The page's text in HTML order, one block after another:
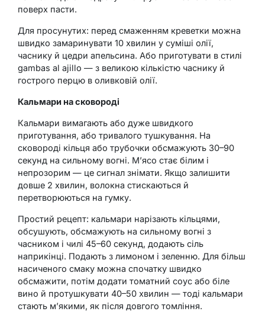
поверх пасти.
Для просунутих: перед смаженням креветки можна
швидко замаринувати 10 хвилин у суміші олії,
часнику й цедри апельсина. Або приготувати в стилі
gambas al ajillo — з великою кількістю часнику й
гострого перцю в оливковій олії.
Кальмари на сковороді
Кальмари вимагають або дуже швидкого
приготування, або тривалого тушкування. На
сковороді кільця або трубочки обсмажують 30–90
секунд на сильному вогні. М’ясо стає білим і
непрозорим — це сигнал знімати. Якщо залишити
довше 2 хвилин, волокна стискаються й
перетворюються на гумку.
Простий рецепт: кальмари нарізають кільцями,
обсушують, обсмажують на сильному вогні з
часником і чилі 45–60 секунд, додають сіль
наприкінці. Подають з лимоном і зеленню. Для більш
насиченого смаку можна спочатку швидко
обсмажити, потім додати томатний соус або біле
вино й протушкувати 40–50 хвилин — тоді кальмари
стають м’якими, як після довгого томління.